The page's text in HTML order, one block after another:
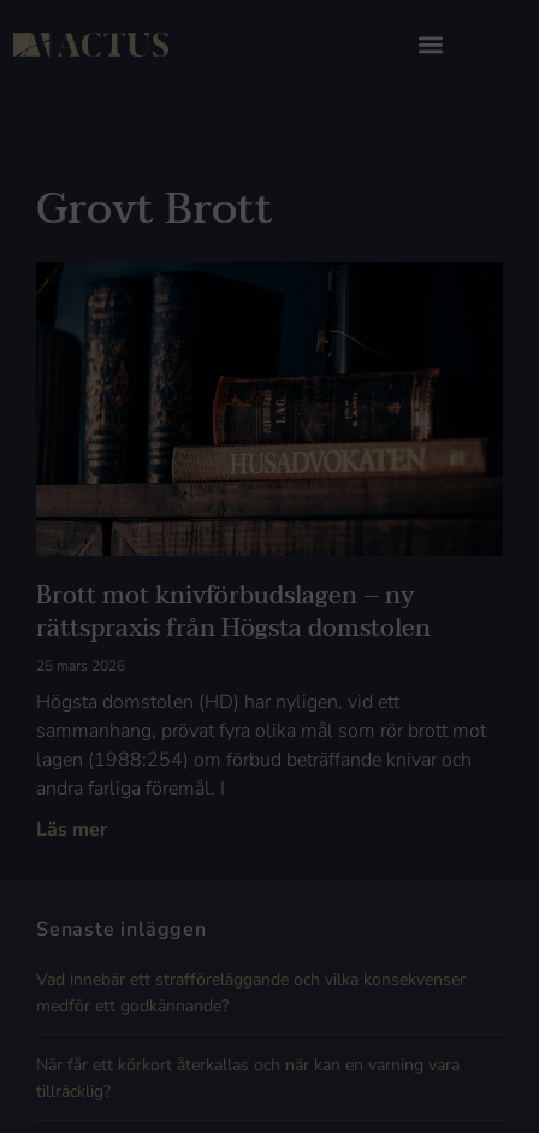
Grovt Brott
Brott mot knivförbudslagen – ny
rättspraxis från Högsta domstolen
25 mars 2026
Högsta domstolen (HD) har nyligen, vid ett
sammanhang, prövat fyra olika mål som rör brott mot
lagen (1988:254) om förbud beträffande knivar och
andra farliga föremål. I
Läs mer
Senaste inläggen
Vad innebär ett strafföreläggande och vilka konsekvenser
medför ett godkännande?
När får ett körkort återkallas och när kan en varning vara
tillräcklig?